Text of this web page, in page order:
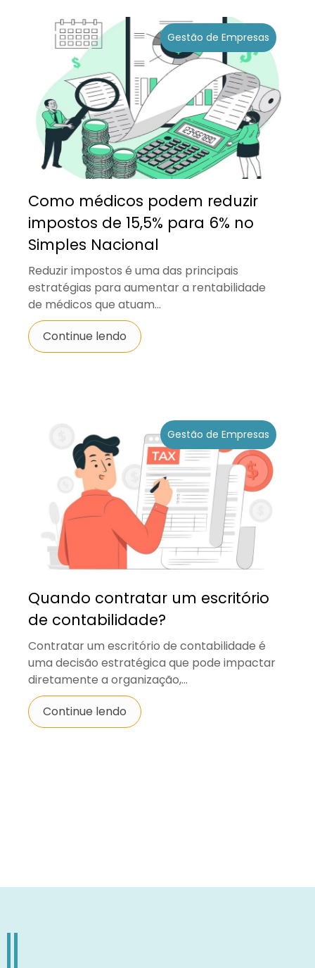
Gestão de Empresas
Como médicos podem reduzir
impostos de 15,5% para 6% no
Simples Nacional
Reduzir impostos é uma das principais
estratégias para aumentar a rentabilidade
de médicos que atuam...
Continue lendo
Gestão de Empresas
Quando contratar um escritório
de contabilidade?
Contratar um escritório de contabilidade é
uma decisão estratégica que pode impactar
diretamente a organização,...
Continue lendo